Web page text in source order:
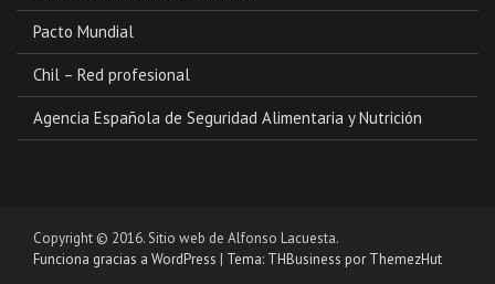
Pacto Mundial
Chil – Red profesional
Agencia Española de Seguridad Alimentaria y Nutrición
Copyright © 2016. Sitio web de Alfonso Lacuesta.
Funciona gracias a WordPress | Tema: THBusiness por ThemezHut